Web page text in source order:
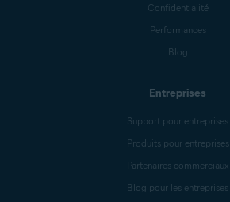
Confidentialité
Performances
Blog
Entreprises
Support pour entreprises
Produits pour entreprises
Partenaires commerciaux
Blog pour les entreprises